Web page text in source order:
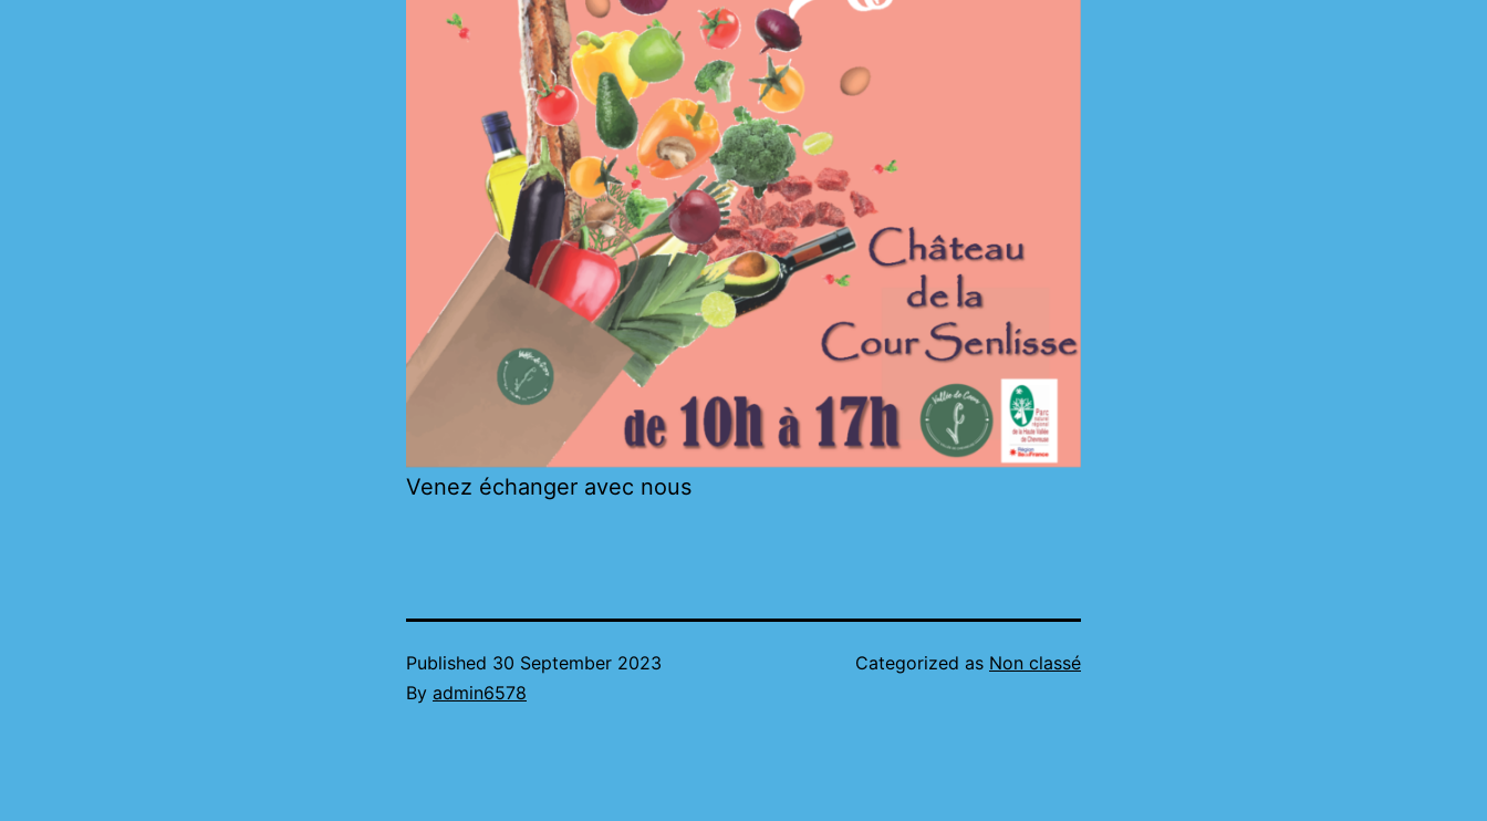
Venez échanger avec nous
Published 30 September 2023
By admin6578
Categorized as Non classé